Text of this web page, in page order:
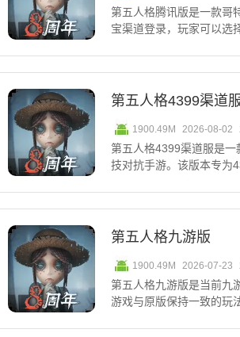
第五人格腾讯版是一款哥
宝渠道登录，玩家可以选
第五人格4399渠道
1900.49M 2026-08-02
第五人格4399渠道服是
技对抗手游。该版本专为
第五人格九游版
1900.49M 2026-07-23
第五人格九游版是当前九
游戏与原版保持一致的玩